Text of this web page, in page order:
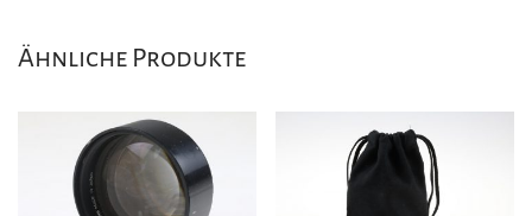
Ähnliche Produkte